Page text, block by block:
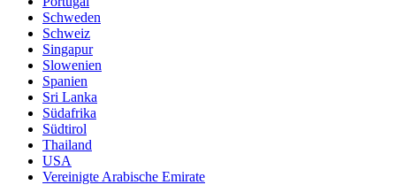
Schweden
Schweiz
Singapur
Slowenien
Spanien
Sri Lanka
Südafrika
Südtirol
Thailand
USA
Vereinigte Arabische Emirate